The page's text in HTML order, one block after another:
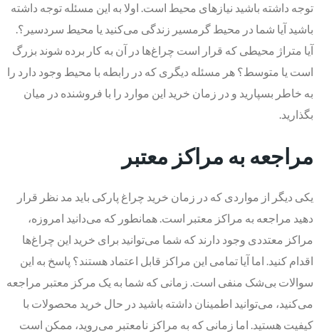
توجه داشته باشید نیازهای محیط است. اولا به این مسئله توجه داشته
باشید آیا شما در محیط گرمسیر زندگی می‌کنید یا محیط سردسیر؟.
آیا متراژ محیطی که قرار است چراغ‌ها در آن به کار برده شوند بزرگ
است یا متوسط؟ هر مسئله دیگری که در رابطه با محیط وجود دارد را
به خاطر بسپارید و در زمان خرید این موارد را با فروشنده در میان
بگذارید.
مراجعه به مراکز معتبر
یکی دیگر از مواردی که در زمان خرید چراغ پارکی باید مد نظر قرار
دهید مراجعه به مراکز معتبر است. همانطور که می‌دانید امروزه،
مراکز معتددی وجود دارند که شما می‌توانید برای خرید این چراغ‌ها
اقدام کنید. اما آیا تمامی این مراکز قابل اعتماد هستند؟ پاسخ به این
سوالات بی‌شک منفی است. زمانی که شما به یک مرکز معتبر مراجعه
می‌کنید، می‌توانید اطمینان داشته باشید در حال خرید محصولات با
کیفیت هستید. اما زمانی که به مراکز نامعتبر می‌روید، ممکن است